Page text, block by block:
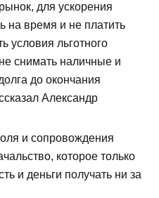
для ускорения
на время и не платить
условия льготного
снимать наличные и
до окончания
Александр
и сопровождения
которое только
и деньги получать ни за